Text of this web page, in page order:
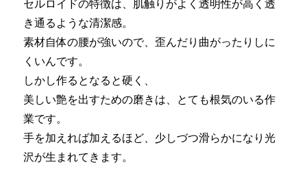
セルロイドの特徴は、肌触りがよく透明性が高く透
き通るような清潔感。
素材自体の腰が強いので、歪んだり曲がったりしに
くいんです。
しかし作るとなると硬く、
美しい艶を出すための磨きは、とても根気のいる作
業です。
手を加えれば加えるほど、少しづつ滑らかになり光
沢が生まれてきます。